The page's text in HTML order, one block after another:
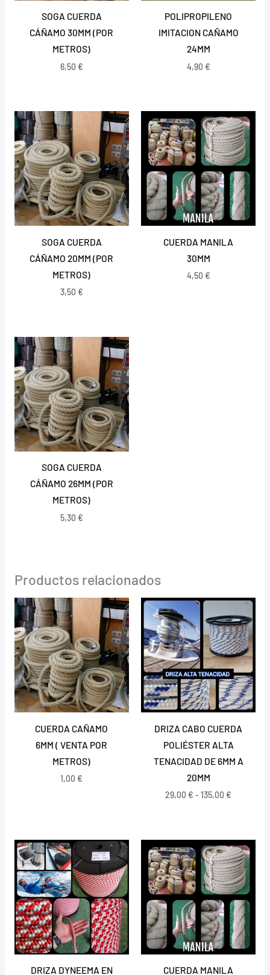
SOGA CUERDA
CÁÑAMO 30MM (POR
METROS)
6,50 €
POLIPROPILENO
IMITACION CAÑAMO
24MM
4,90 €
SOGA CUERDA
CÁÑAMO 20MM (POR
METROS)
3,50 €
CUERDA MANILA
30MM
4,50 €
SOGA CUERDA
CÁÑAMO 26MM (POR
METROS)
5,30 €
Productos relacionados
CUERDA CAÑAMO
6MM ( VENTA POR
METROS)
1,00 €
DRIZA CABO CUERDA
POLIÉSTER ALTA
TENACIDAD DE 6MM A
20MM
29,00 € - 135,00 €
Rango
de
precios:
desde
29,00 €
hasta
135,00 €
DRIZA DYNEEMA EN
Rango
de
precios:
desde
20,00 €
hasta
650,00 €
CUERDA MANILA